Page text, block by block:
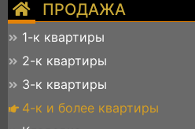
ПРОДАЖА
1-к квартиры
2-к квартиры
3-к квартиры
4-к и более квартиры